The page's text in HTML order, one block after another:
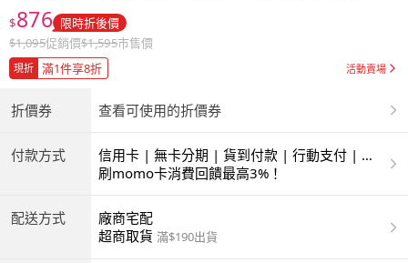
$876 限時折後價
$1,095促銷價$1,595市售價
現折 滿1件享8折 活動賣場
折價券 查看可使用的折價券
付款方式
信用卡 | 無卡分期 | 貨到付款 | 行動支付 | 超
商付款 | ATM | 銀聯卡
刷momo卡消費回饋最高3%！
配送方式
廠商宅配
超商取貨 滿$190出貨